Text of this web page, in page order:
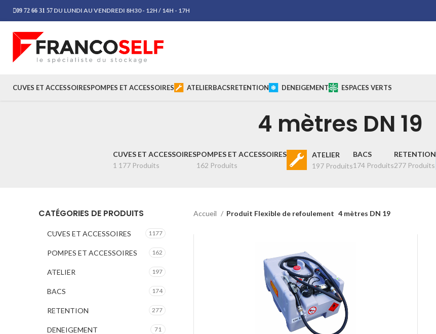
09 72 66 31 57 DU LUNDI AU VENDREDI 8H30 - 12H / 14H - 17H
CUVES ET ACCESSOIRESPOMPES ET ACCESSOIRES ATELIERBACSRETENTION DENEIGEMENT ESPACES VERTS
4 mètres DN 19
CUVES ET ACCESSOIRES
1 177 Produits
POMPES ET ACCESSOIRES
162 Produits
ATELIER
197 Produits
BACS
174 Produits
RETENTION
277 Produits
CATÉGORIES DE PRODUITS
CUVES ET ACCESSOIRES 1177
POMPES ET ACCESSOIRES 162
ATELIER 197
BACS 174
RETENTION 277
DENEIGEMENT 71
Accueil Produit Flexible de refoulement 4 mètres DN 19